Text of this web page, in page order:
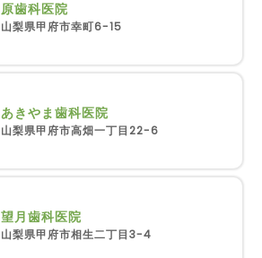
原歯科医院
山梨県甲府市幸町6-15
あきやま歯科医院
山梨県甲府市高畑一丁目22-6
望月歯科医院
山梨県甲府市相生二丁目3-4